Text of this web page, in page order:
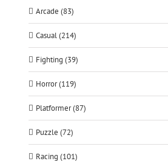
Arcade (83)
Casual (214)
Fighting (39)
Horror (119)
Platformer (87)
Puzzle (72)
Racing (101)